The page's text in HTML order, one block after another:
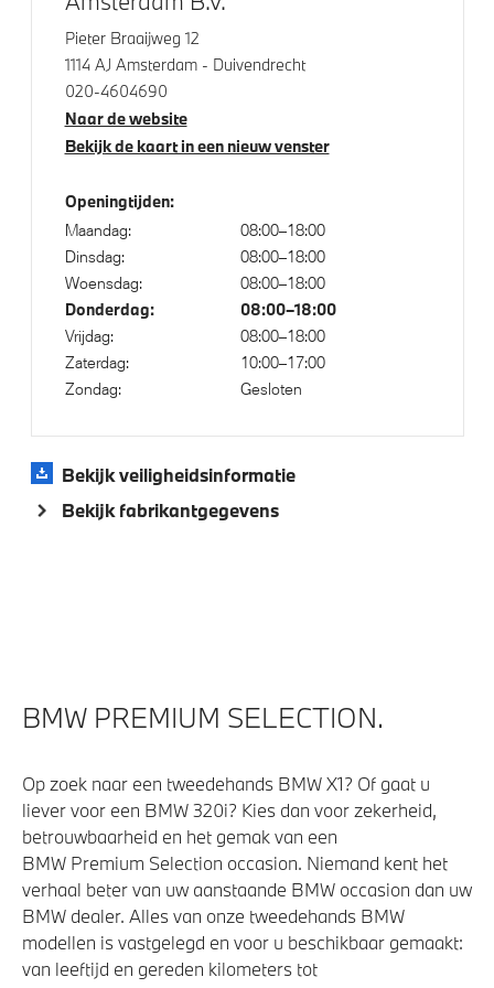
Alarmsysteem klasse 3 (VbV/SCM)
Bandenspanningsweergavesysteem
Aandrijving en onderstel
xDrive - Vierwielaandrijving
Veiligheid
Actieve Voetgangersbescherming
Pieter Braaijweg 12
1114 AJ Amsterdam - Duivendrecht
020-4604690
Naar de website
Bekijk de kaart in een nieuw venster
Openingtijden:
Maandag:
08:00–18:00
Dinsdag:
08:00–18:00
Woensdag:
08:00–18:00
Donderdag: 08:00–18:00
Vrijdag:
08:00–18:00
Zaterdag:
10:00–17:00
Zondag:
Gesloten
Bekijk veiligheidsinformatie
Bekijk fabrikantgegevens
BMW PREMIUM SELECTION.
Op zoek naar een tweedehands BMW X1? Of gaat u
liever voor een BMW 320i? Kies dan voor zekerheid,
betrouwbaarheid en het gemak van een
BMW Premium Selection occasion. Niemand kent het
verhaal beter van uw aanstaande BMW occasion dan uw
BMW dealer. Alles van onze tweedehands BMW
modellen is vastgelegd en voor u beschikbaar gemaakt:
van leeftijd en gereden kilometers tot